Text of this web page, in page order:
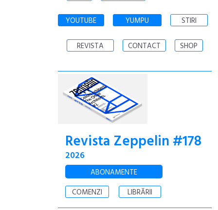
YOUTUBE YUMPU STIRI
REVISTA CONTACT SHOP
Revista Zeppelin #178
2026
ABONAMENTE
COMENZI
LIBRĂRII